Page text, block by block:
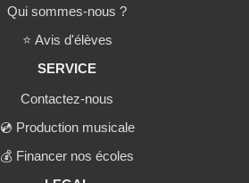
Qui sommes-nous ?
⭐ Avis d'élèves
SERVICE
Contactez-nous
💿 Production musicale
💰 Financer nos écoles